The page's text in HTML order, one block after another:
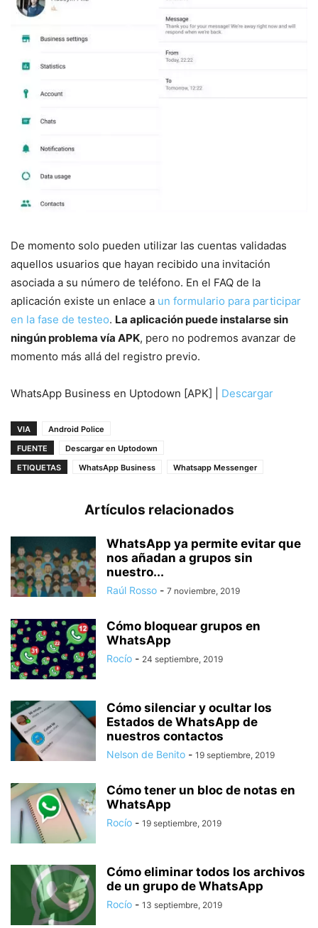
De momento solo pueden utilizar las cuentas validadas
aquellos usuarios que hayan recibido una invitación
asociada a su número de teléfono. En el FAQ de la
aplicación existe un enlace a un formulario para participar
en la fase de testeo. La aplicación puede instalarse sin
ningún problema vía APK, pero no podremos avanzar de
momento más allá del registro previo.
WhatsApp Business en Uptodown [APK] | Descargar
VIA
Android Police
FUENTE
Descargar en Uptodown
ETIQUETAS
WhatsApp Business Whatsapp Messenger
Artículos relacionados
WhatsApp ya permite evitar que
nos añadan a grupos sin
nuestro...
Raúl Rosso - 7 noviembre, 2019
Cómo bloquear grupos en
WhatsApp
Rocío - 24 septiembre, 2019
Cómo silenciar y ocultar los
Estados de WhatsApp de
nuestros contactos
Nelson de Benito - 19 septiembre, 2019
Cómo tener un bloc de notas en
WhatsApp
Rocío - 19 septiembre, 2019
Cómo eliminar todos los archivos
de un grupo de WhatsApp
Rocío - 13 septiembre, 2019